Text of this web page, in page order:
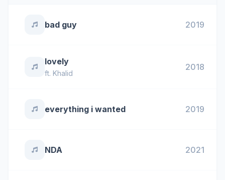
bad guy 2019
lovely
ft. Khalid
2018
everything i wanted 2019
NDA 2021